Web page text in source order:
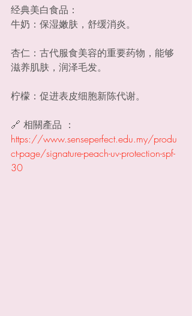
经典美白食品：
牛奶：保湿嫩肤，舒缓消炎。
杏仁：古代服食美容的重要药物，能够
滋养肌肤，润泽毛发。
柠檬：促进表皮细胞新陈代谢。
🔗 相關產品 ：
https://www.senseperfect.edu.my/produ
ct-page/signature-peach-uv-protection-spf-
30